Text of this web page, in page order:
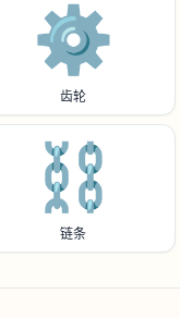
⚙️
齿轮
⛓️
链条